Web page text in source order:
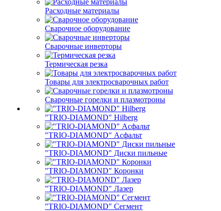
Расходные материалы
Сварочное оборудование
Сварочные инверторы
Термическая резка
Товары для электросварочных работ
Сварочные горелки и плазмотроны
"TRIO-DIAMOND" Hilberg
"TRIO-DIAMOND" Асфальт
"TRIO-DIAMOND" Диски пильные
"TRIO-DIAMOND" Коронки
"TRIO-DIAMOND" Лазер
"TRIO-DIAMOND" Сегмент